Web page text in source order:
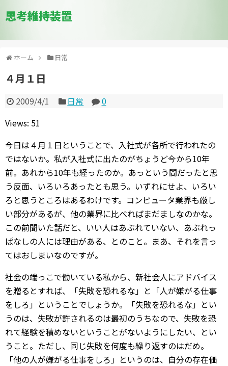
思考維持装置
ホーム 日常
４月１日
2009/4/1 日常
0
Views: 51
今日は４月１日ということで、入社式が各所で行われたの
ではないか。私が入社式に出たのがちょうど今から10年
前。あれから10年も経ったのか。あっという間だったと思
う反面、いろいろあったとも思う。いずれにせよ、いろい
ろと思うところはあるわけです。コンピュータ業界も厳し
い部分があるが、他の業界に比べればまだましなのかな。
この前聞いた話だと、いい人はあぶれていない、あぶれっ
ぱなしの人には理由がある、とのこと。まあ、それを言っ
てはおしまいなのですが。
社会の端っこで働いている私から、新社会人にアドバイス
を贈るとすれば、「失敗を恐れるな」と「人が嫌がる仕事
をしろ」ということでしょうか。「失敗を恐れるな」とい
うのは、失敗が許されるのは最初のうちなので、失敗を恐
れて経験を積めないということがないようにしたい、とい
うこと。ただし、同じ失敗を何度も繰り返すのはだめ。
「他の人が嫌がる仕事をしろ」というのは、自分の存在価